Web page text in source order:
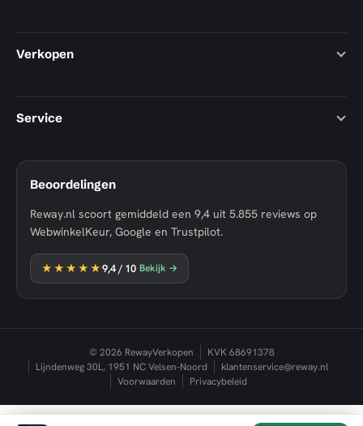
Verkopen
Service
Beoordelingen
Reway.nl scoort gemiddeld een 9,4 uit 5.855 reviews op
WebwinkelKeur, Google en Trustpilot.
★★★★★9,4/ 10 Bekijk →
© 2026 RewayVerkopen
KVK 68691378
Lijndenweg 30L, 1951 NC Velsen-Noord
klantenservice@reway.nl
Voorwaarden
Privacybeleid